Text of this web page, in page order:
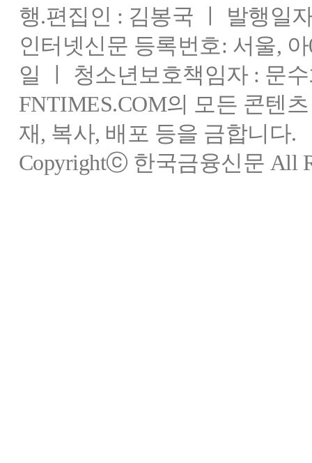
행.편집인 : 김봉국 ㅣ 발행일
인터넷신문 등록번호: 서울,
일 ㅣ 청소년보호책임자 : 문
FNTIMES.COM의 모든 콘텐
재, 복사, 배포 등을 금합니다.
Copyrightⓒ 한국금융신문 All